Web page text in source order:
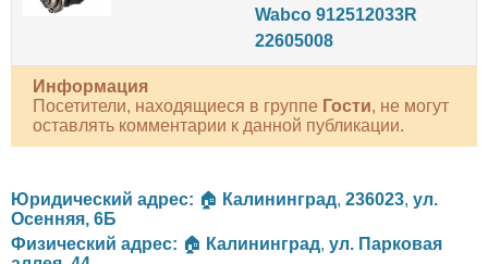
Wabco 912512033R
22605008
Информация
Посетители, находящиеся в группе Гости, не могут
оставлять комментарии к данной публикации.
Юридический адрес: 🏠 Калининград, 236023, ул.
Осенняя, 6Б
Физический адрес: 🏠 Калининград, ул. Парковая